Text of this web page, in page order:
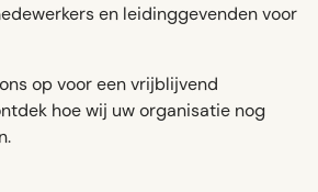
en leidinggevenden voor
op voor een vrijblijvend
hoe wij uw organisatie nog